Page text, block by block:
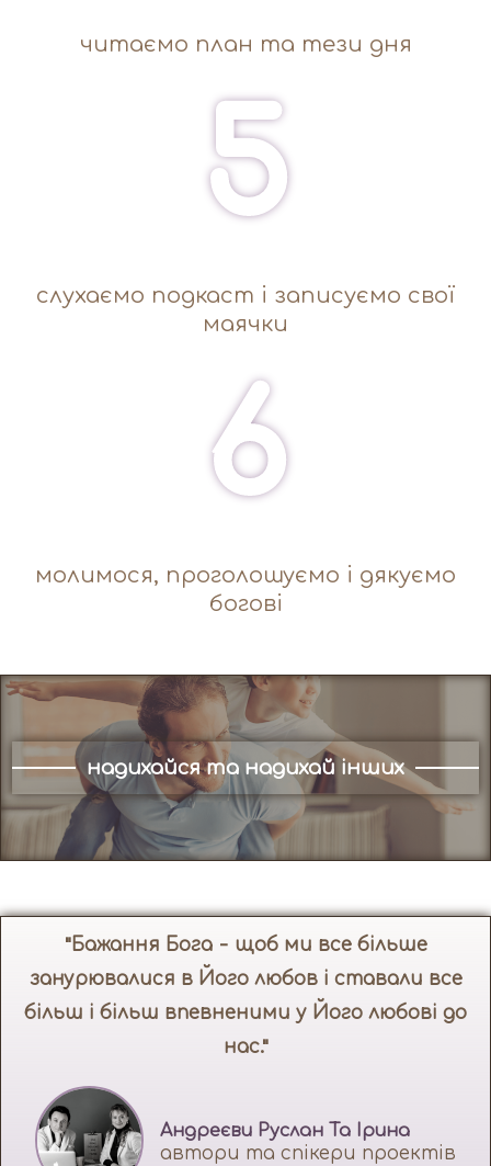
читаємо план та тези дня
5
слухаємо подкаст і записуємо свої
маячки
6
молимося, проголошуємо і дякуємо
богові
надихайся та надихай інших
"Бажання Бога - щоб ми все більше
занурювалися в Його любов і ставали все
більш і більш впевненими у Його любові до
нас."
Андреєви Руслан Та Ірина
автори та спікери проектів